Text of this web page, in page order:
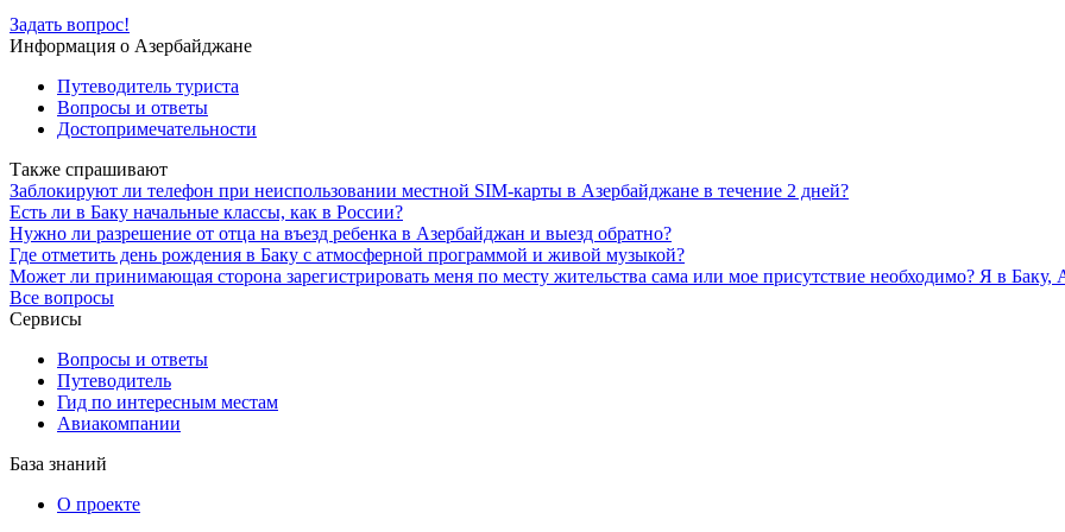
Задать вопрос!
Информация о Азербайджане
Путеводитель туриста
Вопросы и ответы
Достопримечательности
Также спрашивают
Заблокируют ли телефон при неиспользовании местной SIM-карты в Азербайджане в течение 2 дней?
Есть ли в Баку начальные классы, как в России?
Нужно ли разрешение от отца на въезд ребенка в Азербайджан и выезд обратно?
Где отметить день рождения в Баку с атмосферной программой и живой музыкой?
Может ли принимающая сторона зарегистрировать меня по месту жительства сама или мое присутствие необходимо? Я в Баку,
Все вопросы
Сервисы
Вопросы и ответы
Путеводитель
Гид по интересным местам
Авиакомпании
База знаний
О проекте